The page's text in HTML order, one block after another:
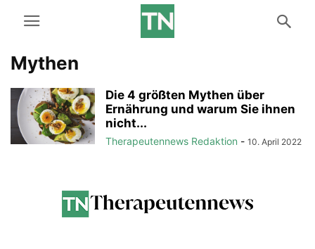
Mythen
Die 4 größten Mythen über
Ernährung und warum Sie ihnen
nicht...
Therapeutennews Redaktion - 10. April 2022